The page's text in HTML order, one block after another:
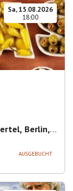
Sa, 15.08.2026
18:00
Berlin,
AUSGEBUCHT